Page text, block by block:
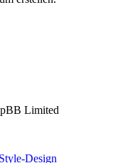
Limited
Design